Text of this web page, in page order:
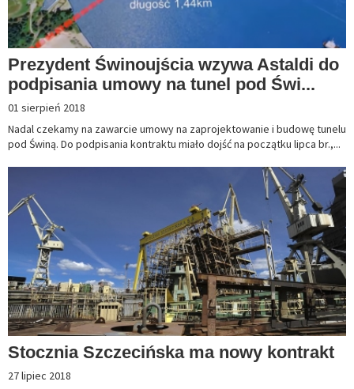
Prezydent Świnoujścia wzywa Astaldi do
podpisania umowy na tunel pod Świ...
01 sierpień 2018
Nadal czekamy na zawarcie umowy na zaprojektowanie i budowę tunelu
pod Świną. Do podpisania kontraktu miało dojść na początku lipca br.,...
Stocznia Szczecińska ma nowy kontrakt
27 lipiec 2018